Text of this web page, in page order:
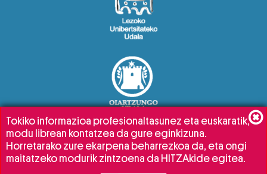
Tokiko informazioa profesionaltasunez eta euskaratik,
modu librean kontatzea da gure eginkizuna.
Horretarako zure ekarpena beharrezkoa da, eta ongi
maitatzeko modurik zintzoena da HITZAkide egitea.